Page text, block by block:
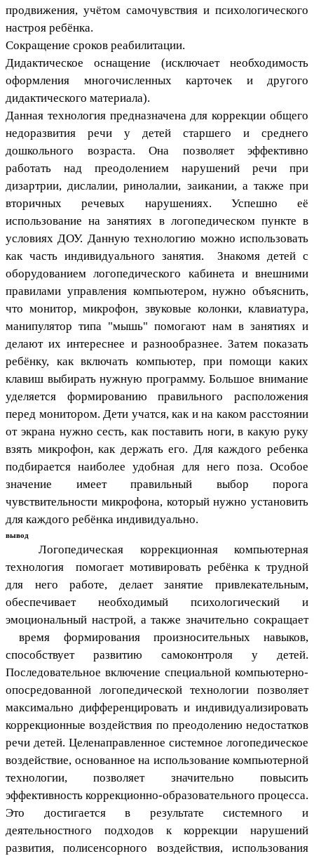
продвижения, учётом самочувствия и психологического
настроя ребёнка.
Сокращение сроков реабилитации.
Дидактическое оснащение (исключает необходимость
оформления многочисленных карточек и другого
дидактического материала).
Данная технология предназначена для коррекции общего
недоразвития речи у детей старшего и среднего
дошкольного возраста. Она позволяет эффективно
работать над преодолением нарушений речи при
дизартрии, дислалии, ринолалии, заикании, а также при
вторичных речевых нарушениях. Успешно её
использование на занятиях в логопедическом пункте в
условиях ДОУ. Данную технологию можно использовать
как часть индивидуального занятия. Знакомя детей с
оборудованием логопедического кабинета и внешними
правилами управления компьютером, нужно объяснить,
что монитор, микрофон, звуковые колонки, клавиатура,
манипулятор типа "мышь" помогают нам в занятиях и
делают их интереснее и разнообразнее. Затем показать
ребёнку, как включать компьютер, при помощи каких
клавиш выбирать нужную программу. Большое внимание
уделяется формированию правильного расположения
перед монитором. Дети учатся, как и на каком расстоянии
от экрана нужно сесть, как поставить ноги, в какую руку
взять микрофон, как держать его. Для каждого ребенка
подбирается наиболее удобная для него поза. Особое
значение имеет правильный выбор порога
чувствительности микрофона, который нужно установить
для каждого ребёнка индивидуально.
вывод
Логопедическая коррекционная компьютерная
технология помогает мотивировать ребёнка к трудной
для него работе, делает занятие привлекательным,
обеспечивает необходимый психологический и
эмоциональный настрой, а также значительно сокращает
время формирования произносительных навыков,
способствует развитию самоконтроля у детей.
Последовательное включение специальной компьютерно-
опосредованной логопедической технологии позволяет
максимально дифференцировать и индивидуализировать
коррекционные воздействия по преодолению недостатков
речи детей. Целенаправленное системное логопедическое
воздействие, основанное на использование компьютерной
технологии, позволяет значительно повысить
эффективность коррекционно-образовательного процесса.
Это достигается в результате системного и
деятельностного подходов к коррекции нарушений
развития, полисенсорного воздействия, использования